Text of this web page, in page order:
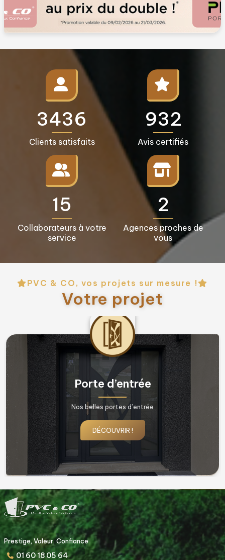
3500+
Clients satisfaits
950+
Avis certifiés
16+
Collaborateurs à votre
service
3+
Agences proches de
vous
PVC & CO, vos projets sur mesure !
Votre projet
Fenêtres & Porte fenêtres
Nos belles fenêtres !
DÉCOUVRIR !
Prestige, Valeur, Confiance
01 60 18 05 64